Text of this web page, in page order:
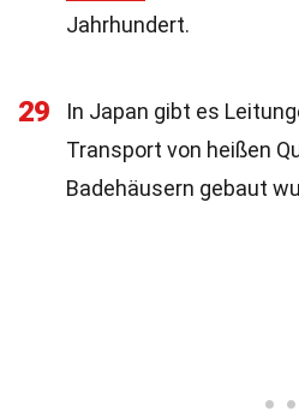
Jahrhundert.
29
In Japan gibt es
Transport von heißen
Badehäusern gebaut